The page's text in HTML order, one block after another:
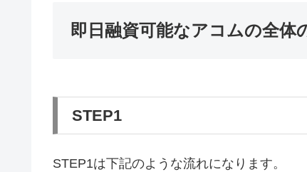
即日融資可能なアコムの全体
STEP1
STEP1は下記のような流れになります。